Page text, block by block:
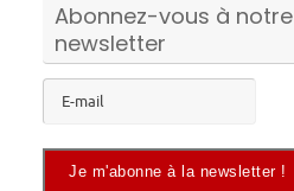
Abonnez-vous à notre
newsletter